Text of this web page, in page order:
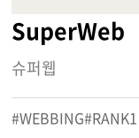
SuperWeb
슈퍼웹
#WEBBING#RANK1